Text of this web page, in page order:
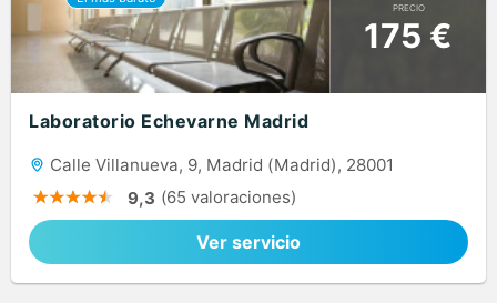
PRECIO
175 €
Laboratorio Echevarne Madrid
Calle Villanueva, 9, Madrid (Madrid), 28001
9,3 (65 valoraciones)
Ver servicio